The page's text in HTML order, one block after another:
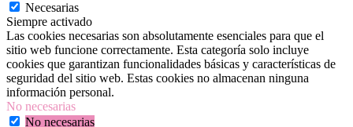
Necesarias
Siempre activado
Las cookies necesarias son absolutamente esenciales para que el
sitio web funcione correctamente. Esta categoría solo incluye
cookies que garantizan funcionalidades básicas y características de
seguridad del sitio web. Estas cookies no almacenan ninguna
información personal.
No necesarias
No necesarias